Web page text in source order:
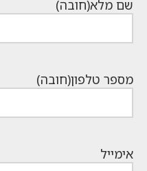
שם מלא(חובה)
מספר טלפון(חובה)
אימייל